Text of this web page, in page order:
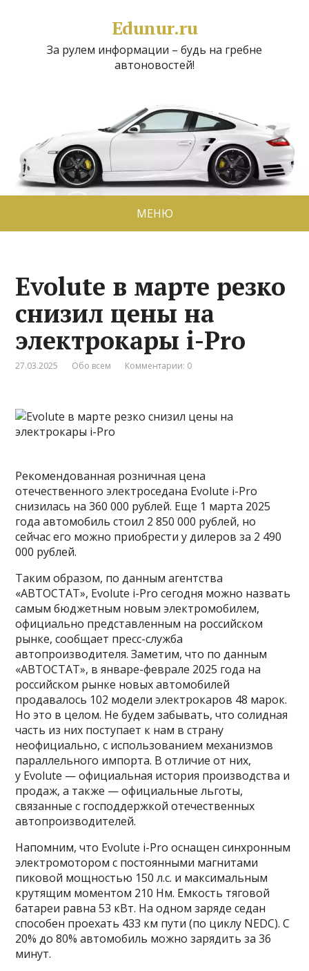
Edunur.ru
За рулем информации – будь на гребне
автоновостей!
МЕНЮ
Evolute в марте резко
снизил цены на
электрокары i-Pro
27.03.2025 Обо всем Комментарии: 0
Рекомендованная розничная цена
отечественного электроседана Evolute i-Pro
снизилась на 360 000 рублей. Еще 1 марта 2025
года автомобиль стоил 2 850 000 рублей, но
сейчас его можно приобрести у дилеров за 2 490
000 рублей.
Таким образом, по данным агентства
«АВТОСТАТ», Evolute i-Pro сегодня можно назвать
самым бюджетным новым электромобилем,
официально представленным на российском
рынке, сообщает пресс-служба
автопроизводителя. Заметим, что по данным
«АВТОСТАТ», в январе-феврале 2025 года на
российском рынке новых автомобилей
продавалось 102 модели электрокаров 48 марок.
Но это в целом. Не будем забывать, что солидная
часть из них поступает к нам в страну
неофициально, с использованием механизмов
параллельного импорта. В отличие от них,
у Evolute — официальная история производства и
продаж, а также — официальные льготы,
связанные с господдержкой отечественных
автопроизводителей.
Напомним, что Evolute i-Pro оснащен синхронным
электромотором с постоянными магнитами
пиковой мощностью 150 л.с. и максимальным
крутящим моментом 210 Нм. Емкость тяговой
батареи равна 53 кВт. На одном заряде седан
способен проехать 433 км пути (по циклу NEDC). С
20% до 80% автомобиль можно зарядить за 36
минут.